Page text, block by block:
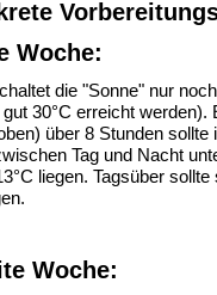
Woche:
die "Sonne" nur
30°C erreicht
über 8 Stunden
Tag und Nacht
liegen. Tagsüber
Woche: